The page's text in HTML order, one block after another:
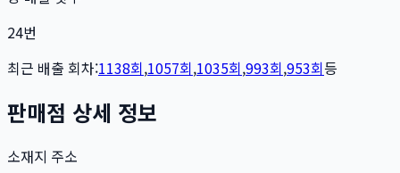
24번
최근 배출 회차:1138회,1057회,1035회,993회,953회등
판매점 상세 정보
소재지 주소